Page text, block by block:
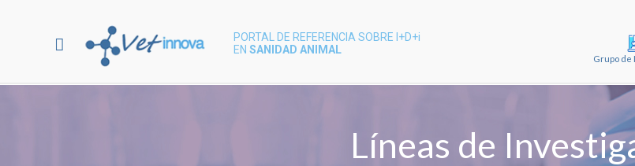
PORTAL DE REFERENCIA SOBRE I+D+i
ENSANIDAD ANIMAL
Grupo de
Líneas de